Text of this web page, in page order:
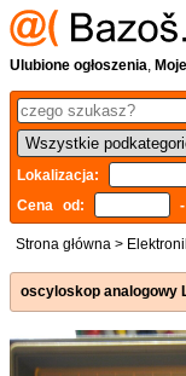
Ulubione ogłoszenia,
Lokalizacja:
Cena od:
Strona główna >
oscyloskop analogowy